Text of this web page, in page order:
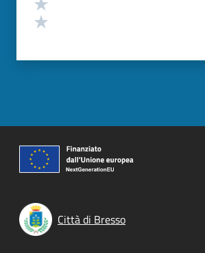
Città di Bresso